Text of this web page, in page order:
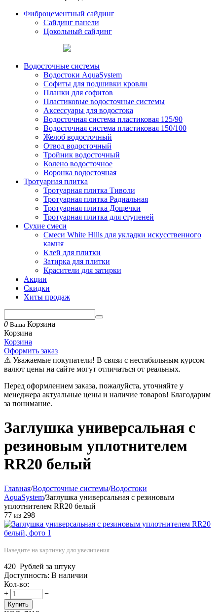
Фиброцементный сайдинг
Сайдинг панели
Цокольный сайдинг
Водосточные системы
Водостоки AquaSystem
Софиты для подшивки кровли
Планки для софитов
Пластиковые водосточные системы
Аксессуары для водостока
Водосточная система пластиковая 125/90
Водосточная система пластиковая 150/100
Желоб водосточный
Отвод водосточный
Тройник водосточный
Колено водосточное
Воронка водосточная
Тротуарная плитка
Тротуарная плитка Тиволи
Тротуарная плитка Радиальная
Тротуарная плитка Дощечки
Тротуарная плитка для ступеней
Сухие смеси
Смеси White Hills для укладки искусственного
камня
Клей для плитки
Затирка для плитки
Красители для затирки
Акции
Скидки
Хиты продаж
0 Ваша Корзина
Корзина
Корзина
Оформить заказ
⚠ Уважаемые покупатели! В связи с нестабильным курсом
валют цены на сайте могут отличаться от реальных.
Перед оформлением заказа, пожалуйста, уточняйте у
менеджера актуальные цены и наличие товаров! Благодарим
за понимание.
Заглушка универсальная с
резиновым уплотнителем
RR20 белый
Главная/Водосточные системы/Водостоки
AquaSystem/Заглушка универсальная с резиновым
уплотнителем RR20 белый
77 из 298
Наведите на картинку для увеличения
420 Рублей за штуку
Доступность: В наличии
Кол-во:
+
−
Купить